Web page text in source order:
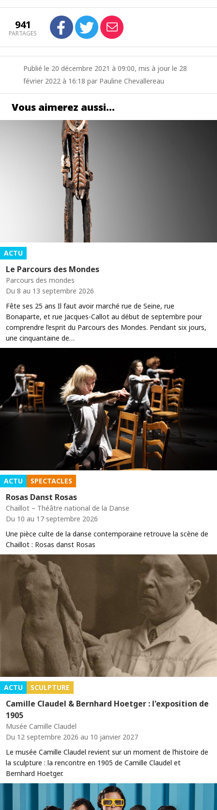
941
PARTAGES
Publié le 20 décembre 2021 à 09:00, mis à jour le 28
février 2022 à 16:18 par Pauline Chevallereau
Vous aimerez aussi…
ACTU
Le Parcours des Mondes
Parcours des mondes
Du 8 au 13 septembre 2026
Fête ses 25 ans Il faut avoir marché rue de Seine, rue
Bonaparte, et rue Jacques-Callot au début de septembre pour
comprendre l’esprit du Parcours des Mondes. Pendant six jours,
une cinquantaine de…
ACTU SPECTACLES
Rosas Danst Rosas
Chaillot – Théâtre national de la Danse
Du 10 au 17 septembre 2026
Une pièce culte de la danse contemporaine retrouve la scène de
Chaillot : Rosas danst Rosas
ACTU SCULPTURE
Camille Claudel & Bernhard Hoetger : l'exposition de
1905
Musée Camille Claudel
Du 12 septembre 2026 au 10 janvier 2027
Le musée Camille Claudel revient sur un moment de l’histoire de
la sculpture : la rencontre en 1905 de Camille Claudel et
Bernhard Hoetger.